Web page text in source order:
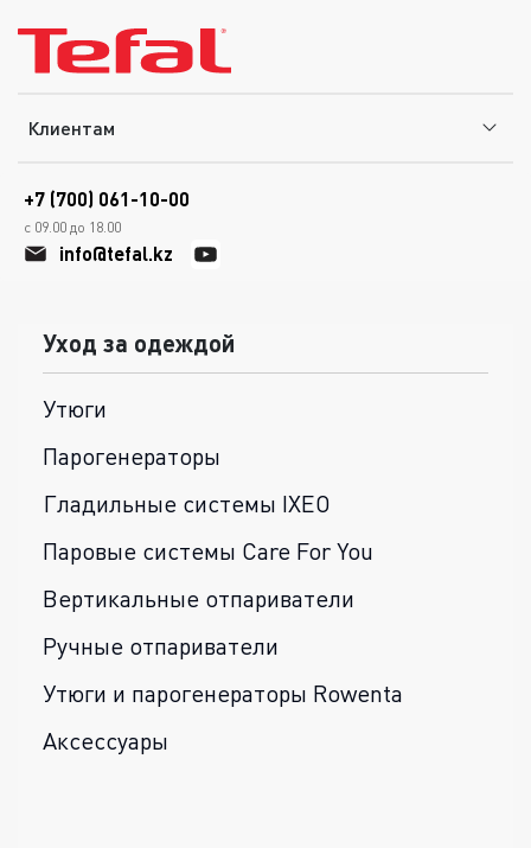
Клиентам
+7 (700) 061-10-00
с 09.00 до 18.00
info@tefal.kz
Уход за одеждой
Утюги
Парогенераторы
Гладильные системы IXEO
Паровые системы Care For You
Вертикальные отпариватели
Ручные отпариватели
Утюги и парогенераторы Rowenta
Аксессуары